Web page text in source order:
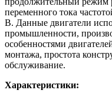
переменного тока
В. Данные двигатели
промышленности,
особенностями
монтажа, простота
обслуживание.
Характеристики: